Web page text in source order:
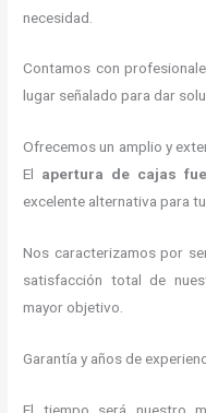
necesidad.
Contamos con
lugar señalado para dar
Ofrecemos un amplio y
El apertura de cajas
excelente alternativa para
Nos caracterizamos por
satisfacción total de
mayor objetivo.
Garantía y años de